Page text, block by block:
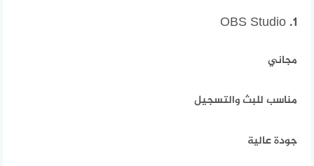
1. OBS Studio
مجاني
مناسب للبث والتسجيل
جودة عالية